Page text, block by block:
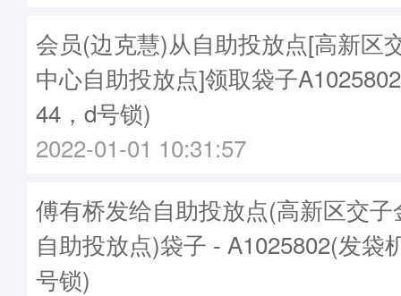
会员(边克慧)从自助投放点[高新区
中心自助投放点]领取袋子
44，d号锁)
2022-01-01 10:31:57
傅有桥发给自助投放点(高新区交
自助投放点)袋子 - A1025802(发袋
号锁)